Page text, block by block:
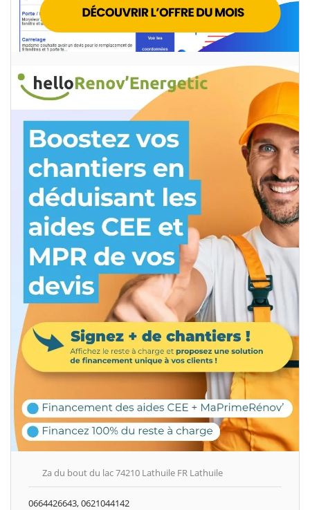
Za du bout du lac 74210 Lathuile FR Lathuile
0664426643, 0621044142